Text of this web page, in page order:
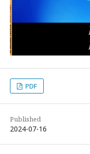
PDF
Published
2024-07-16